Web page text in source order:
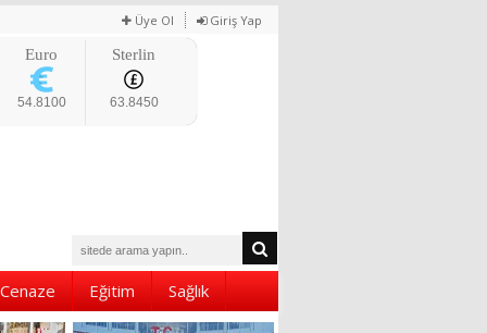
Üye Ol Giriş Yap
Euro
54.8100
Sterlin
63.8450
Cenaze Eğitim Sağlık